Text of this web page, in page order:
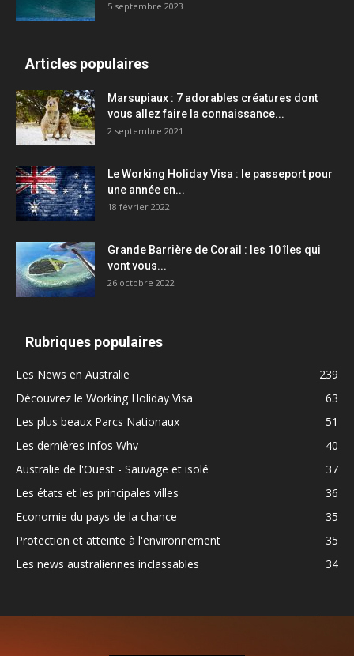
5 septembre 2023
Articles populaires
Marsupiaux : 7 adorables créatures dont
vous allez faire la connaissance...
2 septembre 2021
Le Working Holiday Visa : le passeport pour
une année en...
18 février 2022
Grande Barrière de Corail : les 10 îles qui
vont vous...
26 octobre 2022
Rubriques populaires
Les News en Australie
239
Découvrez le Working Holiday Visa
63
Les plus beaux Parcs Nationaux
51
Les dernières infos Whv
40
Australie de l'Ouest - Sauvage et isolé
37
Les états et les principales villes
36
Economie du pays de la chance
35
Protection et atteinte à l'environnement
35
Les news australiennes inclassables
34